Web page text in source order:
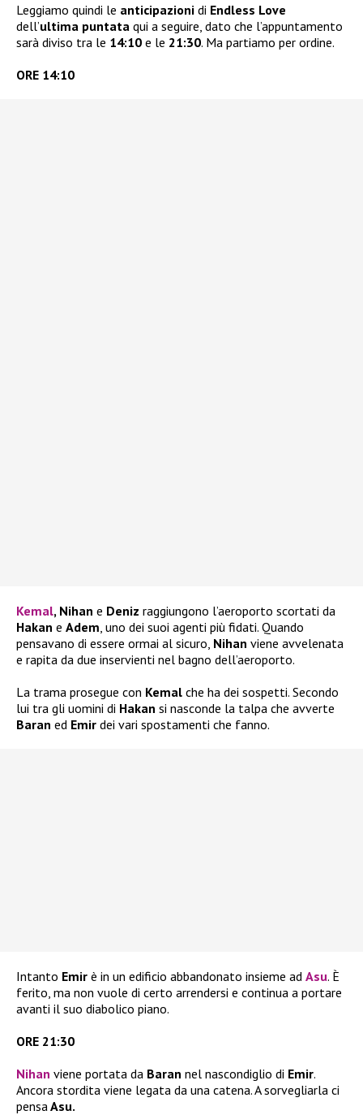
Leggiamo quindi le anticipazioni di Endless Love
dell’ultima puntata qui a seguire, dato che l’appuntamento
sarà diviso tra le 14:10 e le 21:30. Ma partiamo per ordine.
ORE 14:10
Kemal, Nihan e Deniz raggiungono l’aeroporto scortati da
Hakan e Adem , uno dei suoi agenti più fidati. Quando
pensavano di essere ormai al sicuro, Nihan viene avvelenata
e rapita da due inservienti nel bagno dell’aeroporto.
La trama prosegue con Kemal che ha dei sospetti. Secondo
lui tra gli uomini di Hakan si nasconde la talpa che avverte
Baran ed Emir dei vari spostamenti che fanno.
Intanto Emir è in un edificio abbandonato insieme ad Asu. È
ferito, ma non vuole di certo arrendersi e continua a portare
avanti il suo diabolico piano.
ORE 21:30
Nihan viene portata da Baran nel nascondiglio di Emir.
Ancora stordita viene legata da una catena. A sorvegliarla ci
pensa Asu.